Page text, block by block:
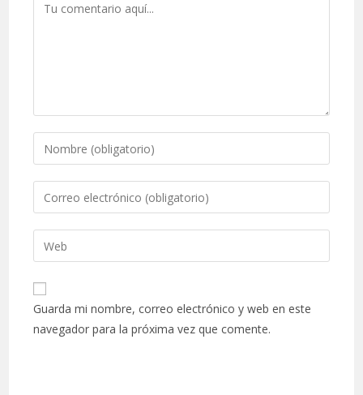
Guarda mi nombre, correo electrónico y web en este
navegador para la próxima vez que comente.